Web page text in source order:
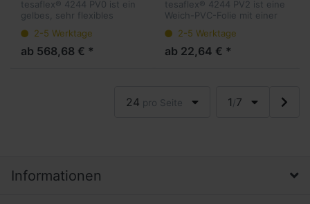
tesaflex® 4244 PV0 ist ein
gelbes, sehr flexibles
Spezialabdeckband,
versehen mit einer
Kautschukklebmasse.
2-5 Werktage
ab 568,68 € *
tesaflex® 4244 PV2 ist eine
Weich-PVC-Folie mit einer
versehen. Die PV2 Variante
mit erhöhter Reißfestigkeit,
höhere Reißdehnung und
2-5 Werktage
ab 22,64 € *
24 pro Seite 1/7
Informationen